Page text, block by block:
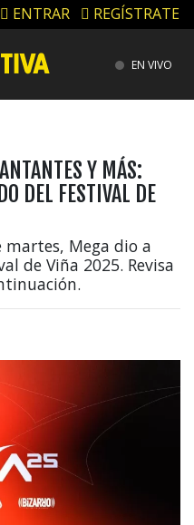
ENTRAR REGÍSTRATE
EN VIVO
Y MÁS:
DEL FESTIVAL DE
Mega dio a
de Viña 2025. Revisa